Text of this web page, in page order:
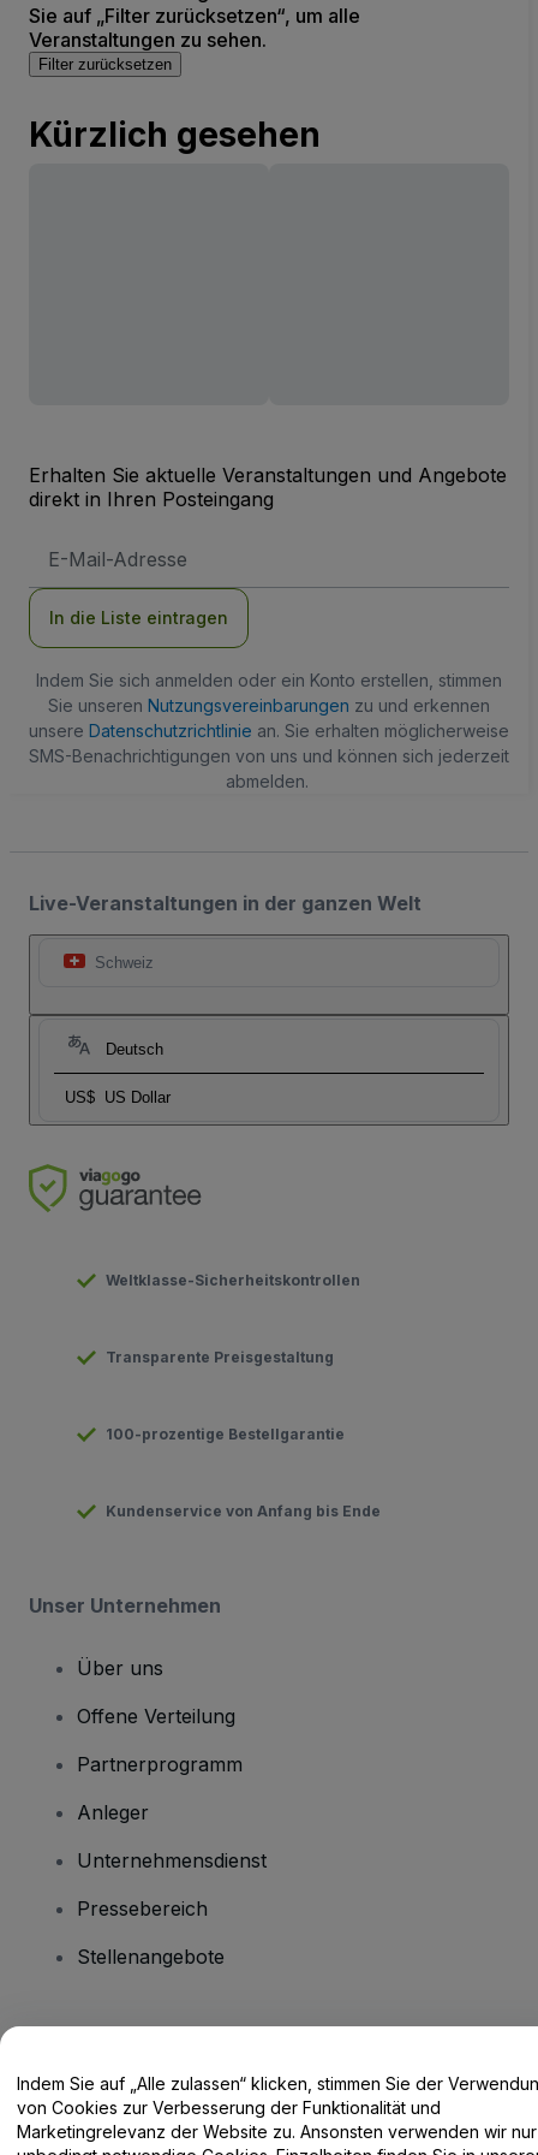
Sie auf „Filter zurücksetzen“, um alle
Veranstaltungen zu sehen.
Filter zurücksetzen
Kürzlich gesehen
Erhalten Sie aktuelle Veranstaltungen und Angebote
direkt in Ihren Posteingang
Mail-
In die Liste eintragen
Indem Sie sich anmelden oder ein Konto erstellen, stimmen
Sie unseren Nutzungsvereinbarungen zu und erkennen
unsere Datenschutzrichtlinie an. Sie erhalten möglicherweise
SMS-Benachrichtigungen von uns und können sich jederzeit
abmelden.
Live-Veranstaltungen in der ganzen Welt
Schweiz
Deutsch
US$ US Dollar
Weltklasse-Sicherheitskontrollen
Transparente Preisgestaltung
100-prozentige Bestellgarantie
Kundenservice von Anfang bis Ende
Unser Unternehmen
Über uns
Offene Verteilung
Partnerprogramm
Anleger
Unternehmensdienst
Pressebereich
Stellenangebote
Hilfe-Center / Kontakt
Indem Sie auf „Alle zulassen“ klicken, stimmen Sie der
von Cookies zur Verbesserung der Funktionalität und
Marketingrelevanz der Website zu. Ansonsten verwenden wir nur